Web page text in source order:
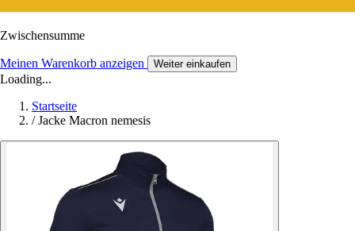
Zwischensumme
Meinen Warenkorb anzeigen Weiter einkaufen
Loading...
Startseite
/ Jacke Macron nemesis